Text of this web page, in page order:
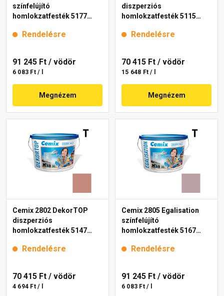
színfelújító
homlokzatfesték 5177
Rendelésre
91 245 Ft / vödör
6 083 Ft / l
Megnézem
diszperziós
homlokzatfesték 5115
Rendelésre
70 415 Ft / vödör
15 648 Ft / l
Megnézem
Cemix 2802 DekorTOP
diszperziós
homlokzatfesték 5147
Rendelésre
70 415 Ft / vödör
4 694 Ft / l
Cemix 2805 Egalisation
színfelújító
homlokzatfesték 5167
Rendelésre
91 245 Ft / vödör
6 083 Ft / l